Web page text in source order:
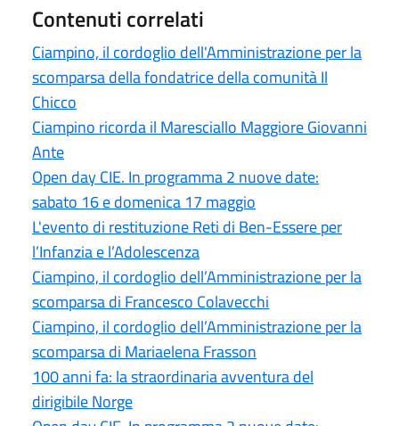
Contenuti correlati
Ciampino, il cordoglio dell'Amministrazione per la
scomparsa della fondatrice della comunità Il
Chicco
Ciampino ricorda il Maresciallo Maggiore Giovanni
Ante
Open day CIE. In programma 2 nuove date:
sabato 16 e domenica 17 maggio
L'evento di restituzione Reti di Ben-Essere per
l’Infanzia e l’Adolescenza
Ciampino, il cordoglio dell’Amministrazione per la
scomparsa di Francesco Colavecchi
Ciampino, il cordoglio dell’Amministrazione per la
scomparsa di Mariaelena Frasson
100 anni fa: la straordinaria avventura del
dirigibile Norge